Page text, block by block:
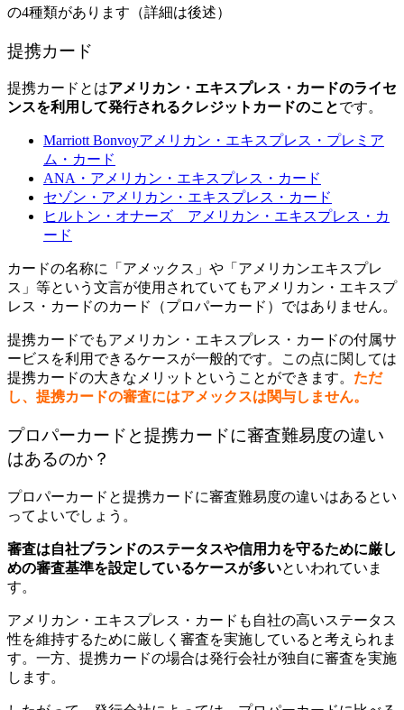
の4種類があります（詳細は後述）
提携カード
提携カードとはアメリカン・エキスプレス・カードのライセ
ンスを利用して発行されるクレジットカードのことです。
Marriott Bonvoyアメリカン・エキスプレス・プレミア
ム・カード
ANA・アメリカン・エキスプレス・カード
セゾン・アメリカン・エキスプレス・カード
ヒルトン・オナーズ アメリカン・エキスプレス・カ
ード
カードの名称に「アメックス」や「アメリカンエキスプレ
ス」等という文言が使用されていてもアメリカン・エキスプ
レス・カードのカード（プロパーカード）ではありません。
提携カードでもアメリカン・エキスプレス・カードの付属サ
ービスを利用できるケースが一般的です。この点に関しては
提携カードの大きなメリットということができます。 ただ
し、提携カードの審査にはアメックスは関与しません。
プロパーカードと提携カードに審査難易度の違い
はあるのか？
プロパーカードと提携カードに審査難易度の違いはあるとい
ってよいでしょう。
審査は自社ブランドのステータスや信用力を守るために厳し
めの審査基準を設定しているケースが多いといわれていま
す。
アメリカン・エキスプレス・カードも自社の高いステータス
性を維持するために厳しく審査を実施していると考えられま
す。一方、提携カードの場合は発行会社が独自に審査を実施
します。